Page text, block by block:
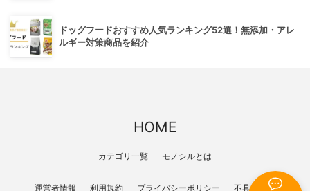
ドッグフードおすすめ人気ランキング52選！無添加・アレ
ルギー対策商品を紹介
HOME
カテゴリ一覧 モノシルとは
運営者情報 利用規約 プライバシーポリシー 不具合報告